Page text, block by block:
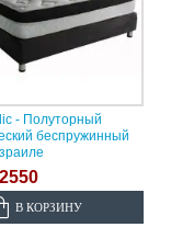
- Полуторный
беспружинный
В КОРЗИНУ